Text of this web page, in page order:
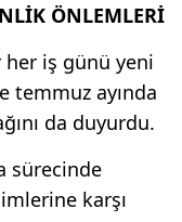
ÖNLEMLERİ
her iş günü yeni
temmuz ayında
da duyurdu.
sürecinde
karşı